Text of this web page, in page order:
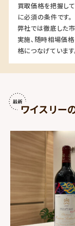
買取価格を把握し
に必須の条件です。
弊社では徹底した
実施、随時相場価
格につなげています
ワイスリー